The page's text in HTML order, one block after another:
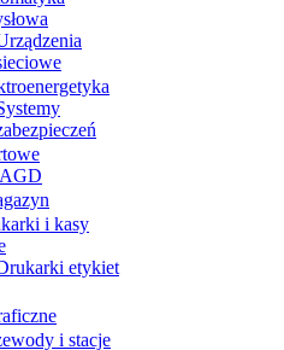
i kasy
etykiet
i stacje